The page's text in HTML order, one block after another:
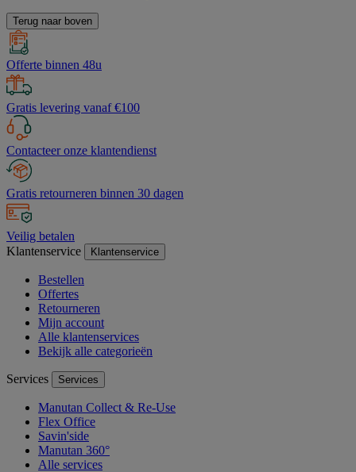
Terug naar boven
Offerte binnen 48u
Gratis levering vanaf €100
Contacteer onze klantendienst
Gratis retourneren binnen 30 dagen
Veilig betalen
Klantenservice
Klantenservice
Bestellen
Offertes
Retourneren
Mijn account
Alle klantenservices
Bekijk alle categorieën
Services Services
Manutan Collect & Re-Use
Flex Office
Savin'side
Manutan 360°
Alle services